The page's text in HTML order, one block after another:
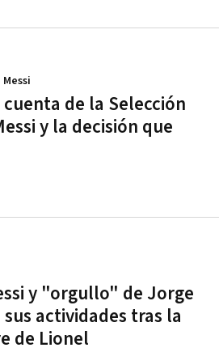
de la Selección
y la decisión que
y "orgullo" de Jorge
actividades tras la
de Lionel